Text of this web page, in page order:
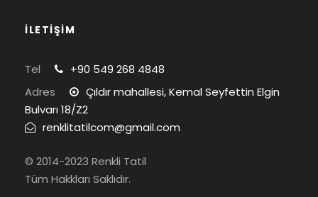
İLETİŞİM
Tel
+90 549 268 4848
Adres
Çıldır mahallesi, Kemal Seyfettin Elgin
Bulvarı 18/Z2
renklitatilcom@gmail.com
© 2014-2023 Renkli Tatil
Tüm Hakkları Saklıdır.